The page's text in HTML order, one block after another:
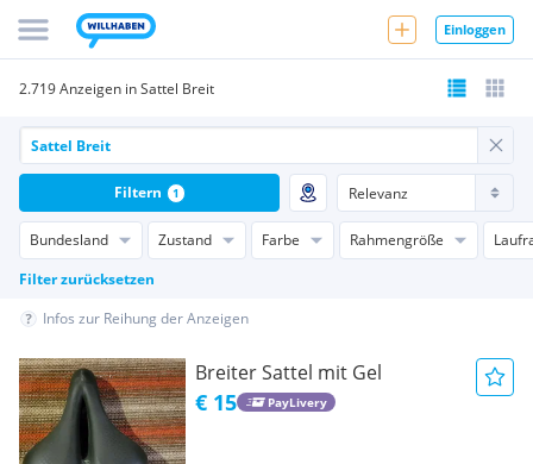
Einloggen
2.719 Anzeigen in Sattel Breit
Bundesland Zustand Farbe Rahmengröße
Filter zurücksetzen
Filtern 1
Infos zur Reihung der Anzeigen
Breiter Sattel mit Gel
€ 15 PayLivery